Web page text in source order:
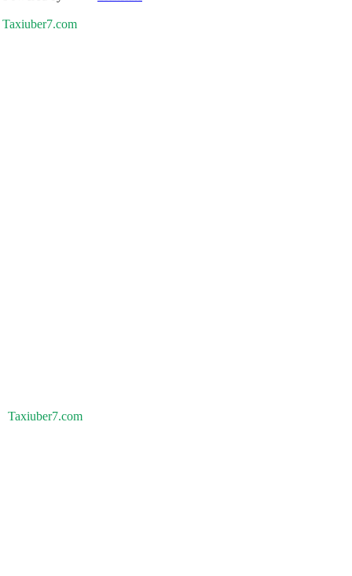
Taxiuber7.com
Taxiuber7.com